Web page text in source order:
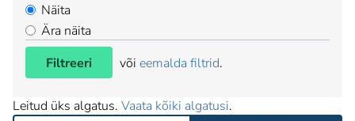
Näita
Ära näita
Filtreeri
või eemalda filtrid.
Leitud üks algatus. Vaata kõiki algatusi.